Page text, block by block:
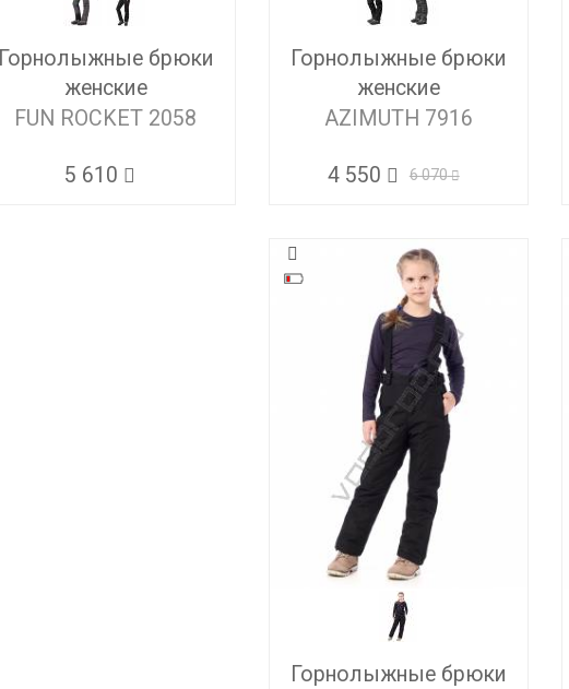
Горнолыжные брюки
женские
FUN ROCKET 2058
5 610
Горнолыжные брюки
женские
AZIMUTH 7916
4 550 6 070
Горнолыжные брюки